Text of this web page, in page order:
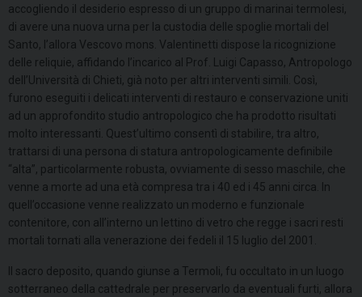
accogliendo il desiderio espresso di un gruppo di marinai termolesi,
di avere una nuova urna per la custodia delle spoglie mortali del
Santo, l’allora Vescovo mons. Valentinetti dispose la ricognizione
delle reliquie, affidando l’incarico al Prof. Luigi Capasso, Antropologo
dell’Università di Chieti, già noto per altri interventi simili. Così,
furono eseguiti i delicati interventi di restauro e conservazione uniti
ad un approfondito studio antropologico che ha prodotto risultati
molto interessanti. Quest’ultimo consentì di stabilire, tra altro,
trattarsi di una persona di statura antropologicamente definibile
“alta”, particolarmente robusta, ovviamente di sesso maschile, che
venne a morte ad una età compresa tra i 40 ed i 45 anni circa. In
quell’occasione venne realizzato un moderno e funzionale
contenitore, con all’interno un lettino di vetro che regge i sacri resti
mortali tornati alla venerazione dei fedeli il 15 luglio del 2001.
Il sacro deposito, quando giunse a Termoli, fu occultato in un luogo
sotterraneo della cattedrale per preservarlo da eventuali furti, allora